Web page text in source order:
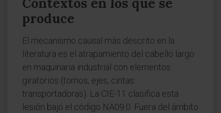
produce
El mecanismo causal más descrito en la
literatura es el atrapamiento del cabello largo
en maquinaria industrial con elementos
giratorios (tornos, ejes, cintas
transportadoras). La CIE-11 clasifica esta
lesión bajo el código NA09.0. Fuera del ámbito